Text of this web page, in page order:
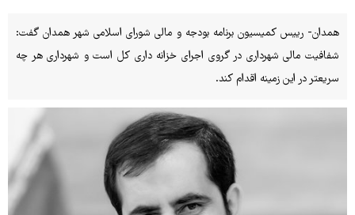
همدان- رییس کمیسیون برنامه بودجه و مالی شورای اسلامی شهر همدان گفت:
شفافیت مالی شهرداری در گروی اجرای خزانه داری کل است و شهرداری هر چه
سریعتر در این زمینه اقدام کند.